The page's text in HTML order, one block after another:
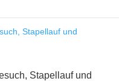
Stapellauf und